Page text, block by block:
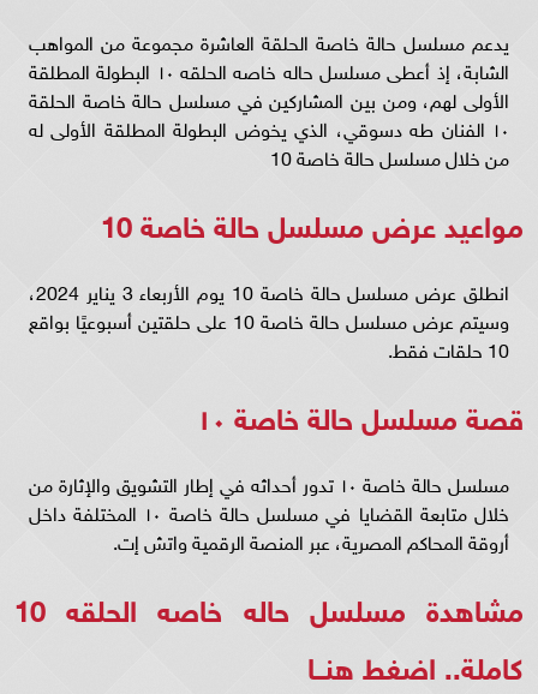
يدعم مسلسل حالة خاصة الحلقة العاشرة مجموعة من المواهب
الشابة، إذ أعطى مسلسل حاله خاصه الحلقه ١٠ البطولة المطلقة
الأولى لهم، ومن بين المشاركين في مسلسل حالة خاصة الحلقة
١٠ الفنان طه دسوقي، الذي يخوض البطولة المطلقة الأولى له
من خلال مسلسل حالة خاصة 10
مواعيد عرض مسلسل حالة خاصة 10
انطلق عرض مسلسل حالة خاصة 10 يوم الأربعاء 3 يناير 2024،
وسيتم عرض مسلسل حالة خاصة 10 على حلقتين أسبوعيًا بواقع
10 حلقات فقط.
قصة مسلسل حالة خاصة ١٠
مسلسل حالة خاصة ١٠ تدور أحداثه في إطار التشويق والإثارة من
خلال متابعة القضايا في مسلسل حالة خاصة ١٠ المختلفة داخل
أروقة المحاكم المصرية، عبر المنصة الرقمية واتش إت.
مشاهدة مسلسل حاله خاصه الحلقه 10
كاملة.. اضغط هنــا